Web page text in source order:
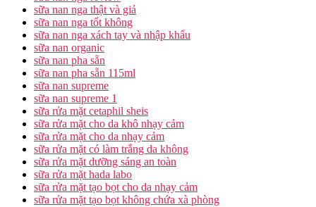
sữa nan nga thật và giả
sữa nan nga tốt không
sữa nan nga xách tay và nhập khẩu
sữa nan organic
sữa nan pha sẵn
sữa nan pha sẵn 115ml
sữa nan supreme
sữa nan supreme 1
sữa rửa mặt cetaphil sheis
sữa rửa mặt cho da khô nhạy cảm
sữa rửa mặt cho da nhạy cảm
sữa rửa mặt có làm trắng da không
sữa rửa mặt dưỡng sáng an toàn
sữa rửa mặt hada labo
sữa rửa mặt tạo bọt cho da nhạy cảm
sữa rửa mặt tạo bọt không chứa xà phòng